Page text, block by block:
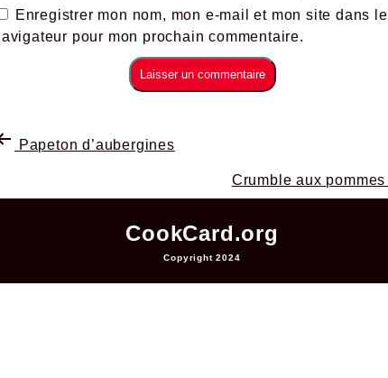
Enregistrer mon nom, mon e-mail et mon site dans le
pour mon prochain commentaire.
Papeton d’aubergines
Crumble aux pommes
CookCard.org
Copyright 2024